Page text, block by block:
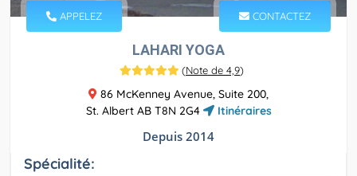
APPELEZ CONTACTEZ
LAHARI YOGA
(Note de 4,9)
86 McKenney Avenue, Suite 200,
St. Albert AB T8N 2G4
Itinéraires
Depuis 2014
Spécialité: